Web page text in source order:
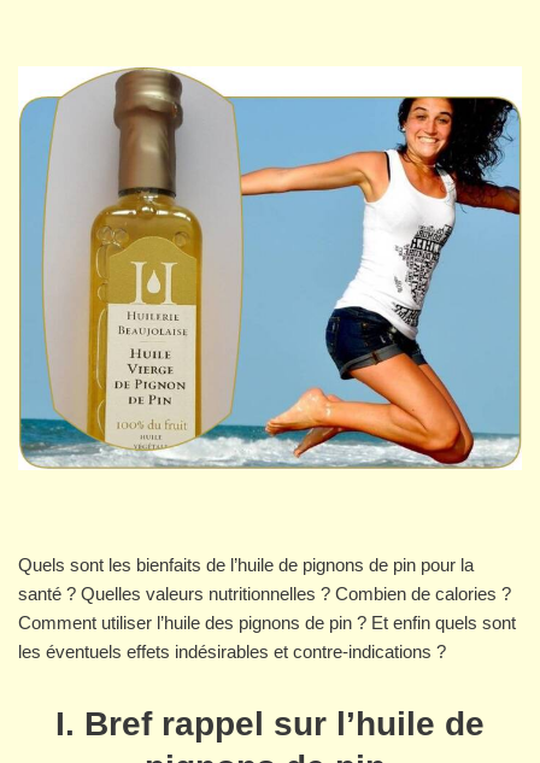
Quels sont les bienfaits de l’huile de pignons de pin pour la
santé ? Quelles valeurs nutritionnelles ? Combien de calories ?
Comment utiliser l’huile des pignons de pin ? Et enfin quels sont
les éventuels effets indésirables et contre-indications ?
I. Bref rappel sur l’huile de